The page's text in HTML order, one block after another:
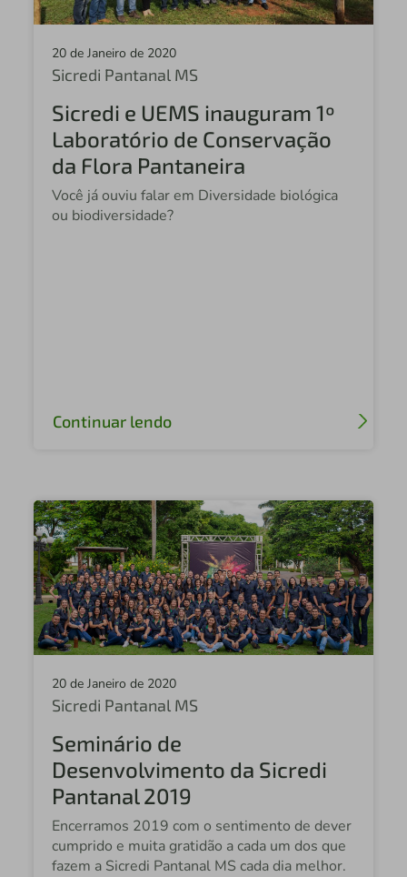
Sicredi Univales MT
Sicredi Vale do São Lourenço MT
Sicredi Vale GO
Sicredi Fronteira Sul RS
Sicredi Centro Norte
Sicredi Planalto das Águas PR/SP
Sicredi Alto Uruguai rs/SC
Sicredi Sul MT
Sicredi Região Centro
Sicredi Norte MT
Sicredi Planalto Central
Sicredi União RS
Sicredi Vale do Cerrado
Sicredi Vale do Ivaí PR
Central Sicredi Brasil Central
20 de Janeiro de 2020
Sicredi Pantanal MS
Sicredi e UEMS inauguram 1º
Laboratório de Conservação
da Flora Pantaneira
Você já ouviu falar em Diversidade biológica
ou biodiversidade?
Continuar lendo
20 de Janeiro de 2020
Sicredi Pantanal MS
Seminário de
Desenvolvimento da Sicredi
Pantanal 2019
Encerramos 2019 com o sentimento de dever
cumprido e muita gratidão a cada um dos que
fazem a Sicredi Pantanal MS cada dia melhor.